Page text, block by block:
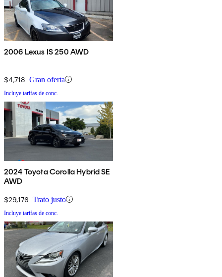
2006 Lexus IS 250 AWD
$4,718 Gran oferta
Incluye tarifas de conc.
2024 Toyota Corolla Hybrid SE
AWD
$29,176 Trato justo
Incluye tarifas de conc.